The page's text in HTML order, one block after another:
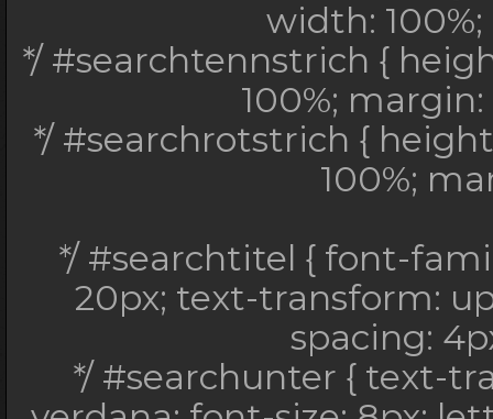
#94b1c9; width:
*/ #searchtitel {
serif; font-size:
font-style:
*/ #searchunter {
family: verdana;
2px;
*/ .searchdunkel
width:
*/ #searchtennstrich {
100%;
*/ #searchrotstrich {
100%;
*/ #searchtitel { font-
20px; text-transform:
spacing:
*/ #searchunter { text-